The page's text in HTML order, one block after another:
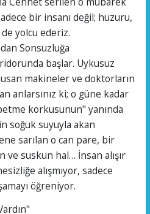
bir insanı değil; huzuru,
yolcu ederiz.
Sonsuzluğa
başlar. Uykusuz
makineler ve doktorların
anlarsınız ki; o güne kadar
korkusunun" yanında
soğuk suyuyla akan
sarılan o can pare, bir
suskun hal… İnsan alışır
alışmıyor, sadece
öğreniyor.